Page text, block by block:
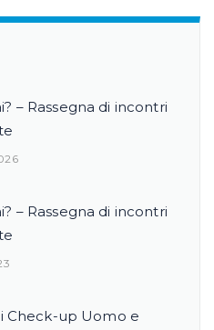
– Rassegna di incontri
– Rassegna di incontri
Check-up Uomo e